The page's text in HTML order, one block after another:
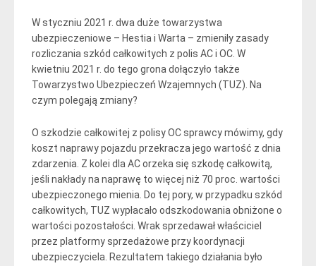
W styczniu 2021 r. dwa duże towarzystwa
ubezpieczeniowe – Hestia i Warta – zmieniły zasady
rozliczania szkód całkowitych z polis AC i OC. W
kwietniu 2021 r. do tego grona dołączyło także
Towarzystwo Ubezpieczeń Wzajemnych (TUZ). Na
czym polegają zmiany?
O szkodzie całkowitej z polisy OC sprawcy mówimy, gdy
koszt naprawy pojazdu przekracza jego wartość z dnia
zdarzenia. Z kolei dla AC orzeka się szkodę całkowitą,
jeśli nakłady na naprawę to więcej niż 70 proc. wartości
ubezpieczonego mienia. Do tej pory, w przypadku szkód
całkowitych, TUZ wypłacało odszkodowania obniżone o
wartości pozostałości. Wrak sprzedawał właściciel
przez platformy sprzedażowe przy koordynacji
ubezpieczyciela. Rezultatem takiego działania było